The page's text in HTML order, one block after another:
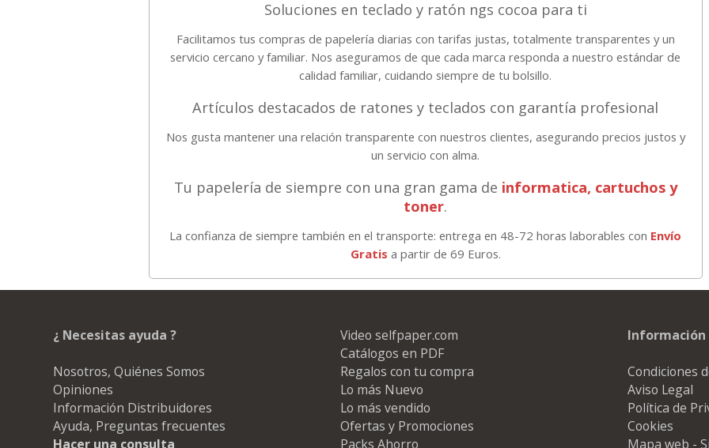
Soluciones en teclado y ratón ngs cocoa para ti
Facilitamos tus compras de papelería diarias con tarifas justas, totalmente transparentes y un
servicio cercano y familiar. Nos aseguramos de que cada marca responda a nuestro estándar de
calidad familiar, cuidando siempre de tu bolsillo.
Artículos destacados de ratones y teclados con garantía profesional
Nos gusta mantener una relación transparente con nuestros clientes, asegurando precios justos y
un servicio con alma.
Tu papelería de siempre con una gran gama de informatica, cartuchos y
toner.
La confianza de siempre también en el transporte: entrega en 48-72 horas laborables con Envío
Gratis a partir de 69 Euros.
¿ Necesitas ayuda ?
Nosotros, Quiénes Somos
Opiniones
Información Distribuidores
Ayuda, Preguntas frecuentes
Hacer una consulta
Video selfpaper.com
Catálogos en PDF
Regalos con tu compra
Lo más Nuevo
Lo más vendido
Ofertas y Promociones
Packs Ahorro
Información
Condiciones
Aviso Legal
Política de
Cookies
Mapa web -